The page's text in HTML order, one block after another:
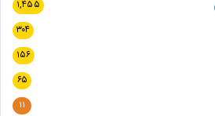
۱,۴۵۵
۳۰۴
۱۵۶
۶۵
۱۱